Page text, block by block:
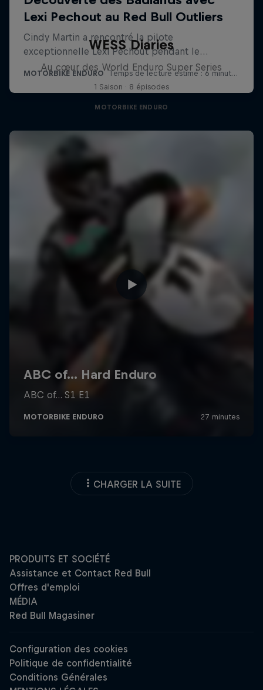
WESS Diaries
Au cœur des World Enduro Super Series
1 Saison · 8 épisodes
MOTORBIKE ENDURO
CHARGER LA SUITE